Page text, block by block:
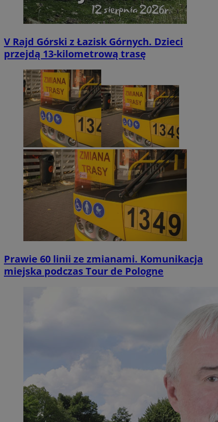
V Rajd Górski z Łazisk Górnych. Dzieci
przejdą 13-kilometrową trasę
Prawie 60 linii ze zmianami. Komunikacja
miejska podczas Tour de Pologne